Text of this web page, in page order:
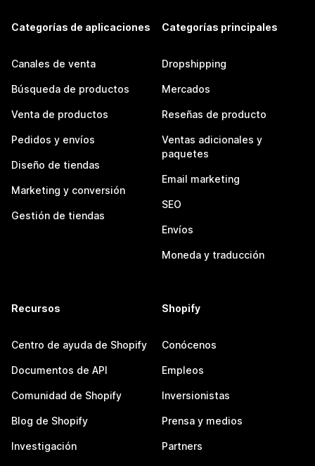
Categorías de aplicaciones
Canales de venta
Búsqueda de productos
Venta de productos
Pedidos y envíos
Diseño de tiendas
Marketing y conversión
Gestión de tiendas
Categorías principales
Dropshipping
Mercados
Reseñas de producto
Ventas adicionales y
paquetes
Email marketing
SEO
Envíos
Moneda y traducción
Recursos
Centro de ayuda de Shopify
Documentos de API
Comunidad de Shopify
Blog de Shopify
Investigación
Shopify
Conócenos
Empleos
Inversionistas
Prensa y medios
Partners